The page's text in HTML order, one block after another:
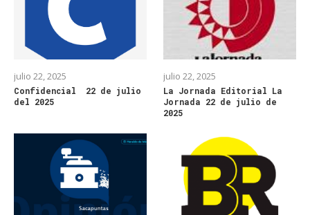
julio 22, 2025
Confidencial 22 de julio
del 2025
julio 22, 2025
La Jornada Editorial La
Jornada 22 de julio de
2025